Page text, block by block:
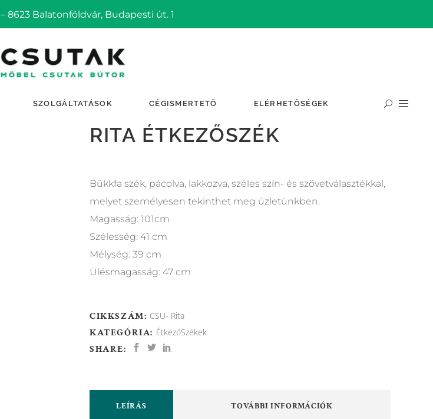
– 8623 Balatonföldvár, Budapesti út. 1
SZOLGÁLTATÁSOK CÉGISMERTETŐ ELÉRHETŐSÉGEK
RITA ÉTKEZŐSZÉK
Bükkfa szék, pácolva, lakkozva, széles szín- és szövetválasztékkal,
melyet személyesen tekinthet meg üzletünkben.
Magasság: 101cm
Szélesség: 41 cm
Mélység: 39 cm
Ülésmagasság: 47 cm
CIKKSZÁM: CSU- Rita
KATEGÓRIA: ÉtkezőSzékek
SHARE:
LEÍRÁS TOVÁBBI INFORMÁCIÓK